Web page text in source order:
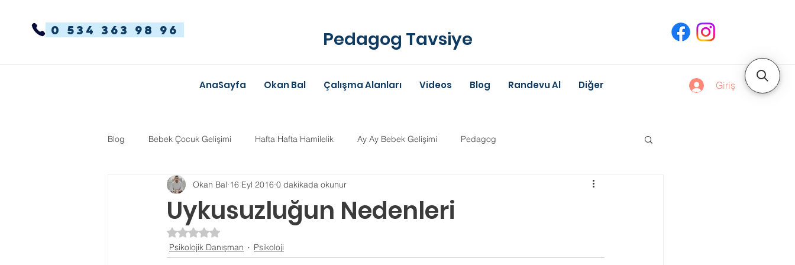
0 534 363 98 96 Pedagog Tavsiye
AnaSayfa Okan Bal Çalışma Alanları Videos Blog Randevu Al Diğer Giriş
Blog Bebek Çocuk Gelişimi Hafta Hafta Hamilelik Ay Ay Bebek Gelişimi Pedagog
Dikkat Dağınıklığı Hiperaktivite Anne-Baba Eğitimi
Kekemelik TYT-AYT
Uykusuzluğun Nedenleri
Okan Bal 16 Eyl 2016 0 dakikada okunur
5 üzerinden NaN yıldız
Psikolojik Danışman
Psikoloji